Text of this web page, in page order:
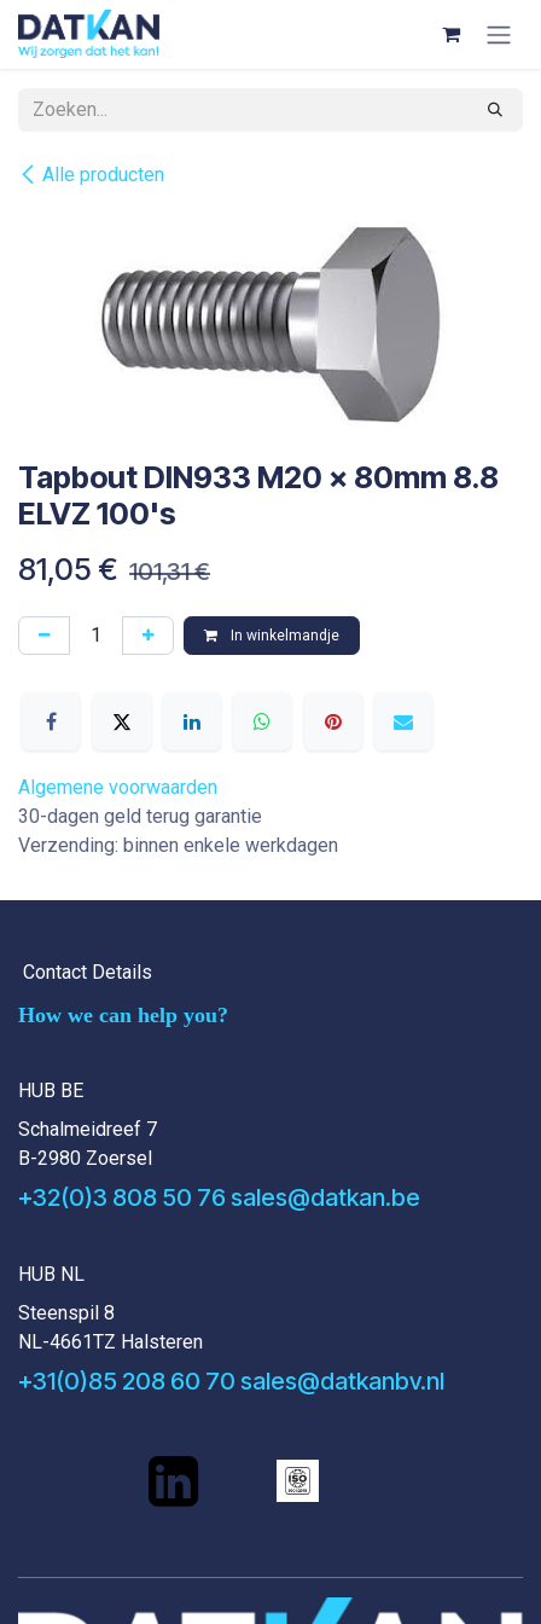
Overslaan naar inhoud
Alle producten
Tapbout DIN933 M20 x 80mm 8.8
ELVZ 100's
81,05 € 101,31€
In winkelmandje
Algemene voorwaarden
30-dagen geld terug garantie
Verzending: binnen enkele werkdagen
Contact Details
How we can help you?
HUB BE
Schalmeidreef 7
B-2980 Zoersel
+32(0)3 808 50 76 sales@datkan.be
HUB NL
Steenspil 8
NL-4661TZ Halsteren
+31(0)85 208 60 70 sales@datkanbv.nl